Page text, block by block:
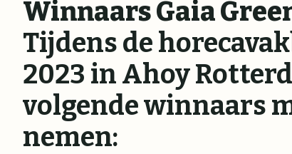
Winnaars Gaia
Tijdens de
2023 in Ahoy
volgende winnaars
nemen: